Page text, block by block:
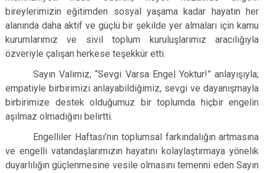
bireylerimizin eğitimden sosyal yaşama kadar hayatın her
alanında daha aktif ve güçlü bir şekilde yer almaları için kamu
kurumlarımız ve sivil toplum kuruluşlarımız aracılığıyla
özveriyle çalışan herkese teşekkür etti.
Sayın Valimiz, “Sevgi Varsa Engel Yoktur!” anlayışıyla;
empatiyle birbirimizi anlayabildiğimiz, sevgi ve dayanışmayla
birbirimize destek olduğumuz bir toplumda hiçbir engelin
aşılmaz olmadığını belirtti.
Engelliler Haftası’nın toplumsal farkındalığın artmasına
ve engelli vatandaşlarımızın hayatını kolaylaştırmaya yönelik
duyarlılığın güçlenmesine vesile olmasını temenni eden Sayın